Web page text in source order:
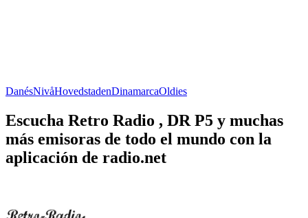
DanésNivåHovedstadenDinamarcaOldies
Escucha Retro Radio , DR P5 y muchas
más emisoras de todo el mundo con la
aplicación de radio.net